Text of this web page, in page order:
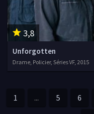
3,8
Unforgotten
Drame, Policier, Séries VF, 2015
1 ... 5 6